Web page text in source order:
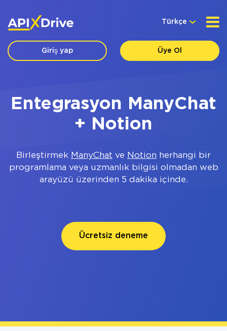
Türkçe
Giriş yap Üye Ol
Entegrasyon ManyChat
+ Notion
Birleştirmek ManyChat ve Notion herhangi bir
programlama veya uzmanlık bilgisi olmadan web
arayüzü üzerinden 5 dakika içinde.
Ücretsiz deneme